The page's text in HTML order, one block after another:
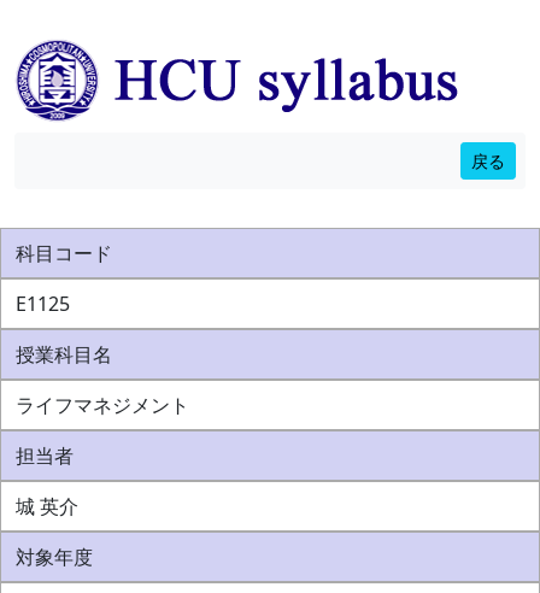
戻る
科目コード
E1125
授業科目名
ライフマネジメント
担当者
城 英介
対象年度